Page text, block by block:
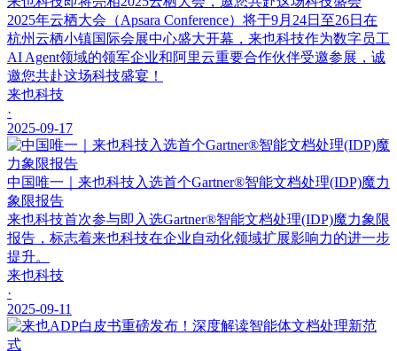
2025年云栖大会（Apsara Conference）将于9月24日至26日在
杭州云栖小镇国际会展中心盛大开幕，来也科技作为数字员工
AI Agent领域的领军企业和阿里云重要合作伙伴受邀参展，诚
邀您共赴这场科技盛宴！
来也科技
·
2025-09-17
中国唯一｜来也科技入选首个Gartner®智能文档处理(IDP)魔力
象限报告
来也科技首次参与即入选Gartner®智能文档处理(IDP)魔力象限
报告，标志着来也科技在企业自动化领域扩展影响力的进一步
提升。
来也科技
·
2025-09-11